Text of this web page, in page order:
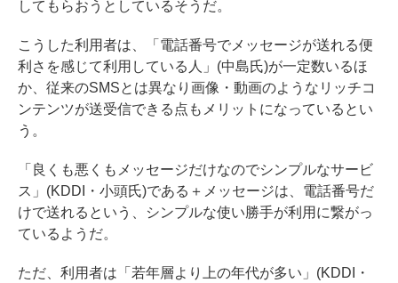
してもらおうとしているそうだ。
こうした利用者は、「電話番号でメッセージが送れる便
利さを感じて利用している人」(中島氏)が一定数いるほ
か、従来のSMSとは異なり画像・動画のようなリッチコ
ンテンツが送受信できる点もメリットになっているとい
う。
「良くも悪くもメッセージだけなのでシンプルなサービ
ス」(KDDI・小頭氏)である＋メッセージは、電話番号だ
けで送れるという、シンプルな使い勝手が利用に繋がっ
ているようだ。
ただ、利用者は「若年層より上の年代が多い」(KDDI・